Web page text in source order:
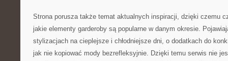
Strona porusza także temat aktualnych inspiracji, dzięki czemu
jakie elementy garderoby są popularne w danym okresie.
stylizacjach na cieplejsze i chłodniejsze dni, o dodatkach do
jak nie kopiować mody bezrefleksyjnie. Dzięki temu serwis nie